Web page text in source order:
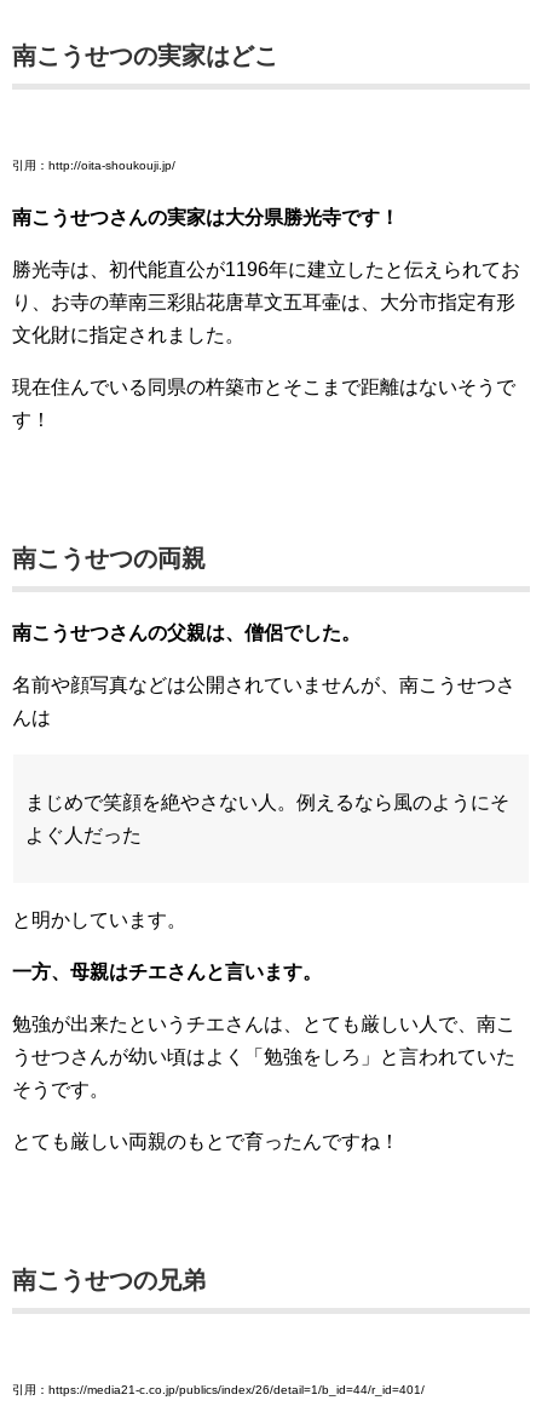
南こうせつの実家はどこ
引用：http://oita-shoukouji.jp/
南こうせつさんの実家は大分県勝光寺です！
勝光寺は、初代能直公が1196年に建立したと伝えられてお
り、お寺の華南三彩貼花唐草文五耳壷は、大分市指定有形
文化財に指定されました。
現在住んでいる同県の杵築市とそこまで距離はないそうで
す！
南こうせつの両親
南こうせつさんの父親は、僧侶でした。
名前や顔写真などは公開されていませんが、南こうせつさ
んは
まじめで笑顔を絶やさない人。例えるなら風のようにそ
よぐ人だった
と明かしています。
一方、母親はチエさんと言います。
勉強が出来たというチエさんは、とても厳しい人で、南こ
うせつさんが幼い頃はよく「勉強をしろ」と言われていた
そうです。
とても厳しい両親のもとで育ったんですね！
南こうせつの兄弟
引用：https://media21-c.co.jp/publics/index/26/detail=1/b_id=44/r_id=401/